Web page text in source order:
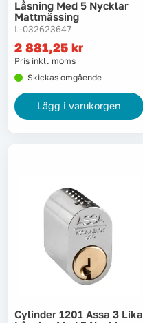
Låsning Med 5 Nycklar
Mattmässing
L-032623647
2 881,25 kr
Pris inkl. moms
Skickas omgående
Lägg i varukorgen
Cylinder 1201 Assa 3 Lika